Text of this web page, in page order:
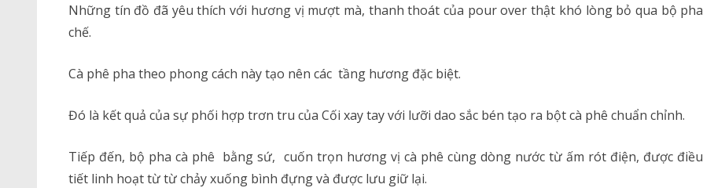
Những tín đồ đã yêu thích với hương vị mượt mà, thanh thoát của pour over thật khó lòng bỏ qua bộ pha
chế.
Cà phê pha theo phong cách này tạo nên các tầng hương đặc biệt.
Đó là kết quả của sự phối hợp trơn tru của Cối xay tay với lưỡi dao sắc bén tạo ra bột cà phê chuẩn chỉnh.
Tiếp đến, bộ pha cà phê bằng sứ, cuốn trọn hương vị cà phê cùng dòng nước từ ấm rót điện, được điều
tiết linh hoạt từ từ chảy xuống bình đựng và được lưu giữ lại.